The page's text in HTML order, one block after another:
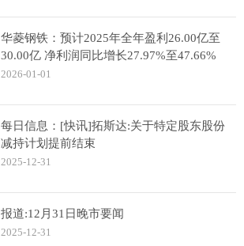
华菱钢铁：预计2025年全年盈利26.00亿至
30.00亿 净利润同比增长27.97%至47.66%
2026-01-01
每日信息：[快讯]拓斯达:关于特定股东股份
减持计划提前结束
2025-12-31
报道:12月31日晚市要闻
2025-12-31